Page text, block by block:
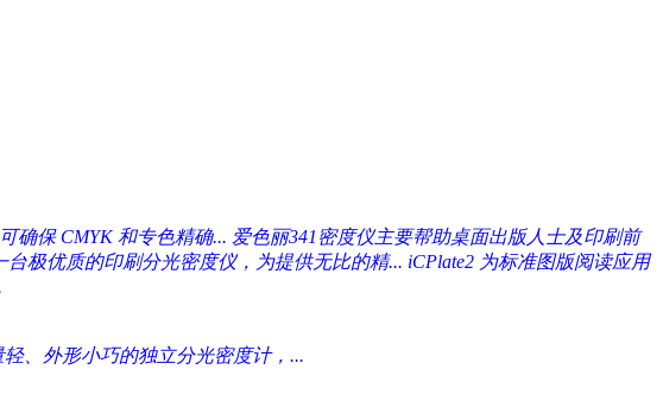
确保 CMYK 和专色精确... 爱色丽341密度仪主要帮助桌面出版人士及印刷前
台极优质的印刷分光密度仪，为提供无比的精... iCPlate2 为标准图版阅读应用
、外形小巧的独立分光密度计，...